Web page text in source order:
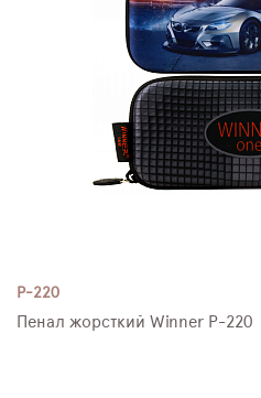
P-220
Пенал жорсткий Winner P-220